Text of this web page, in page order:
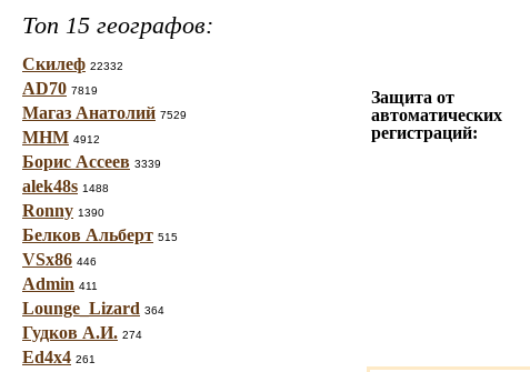
Топ 15 географов:
Скилеф 22332
AD70 7819
Магаз Анатолий 7529
МНМ 4912
Борис Ассеев 3339
alek48s 1488
Ronny 1390
Белков Альберт 515
VSx86 446
Admin 411
Lounge_Lizard 364
Гудков А.И. 274
Ed4x4 261
Защита от
автоматических
регистраций: